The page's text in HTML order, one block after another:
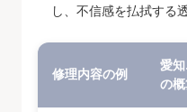
し、不信感を払拭する
修理内容の例
愛
の